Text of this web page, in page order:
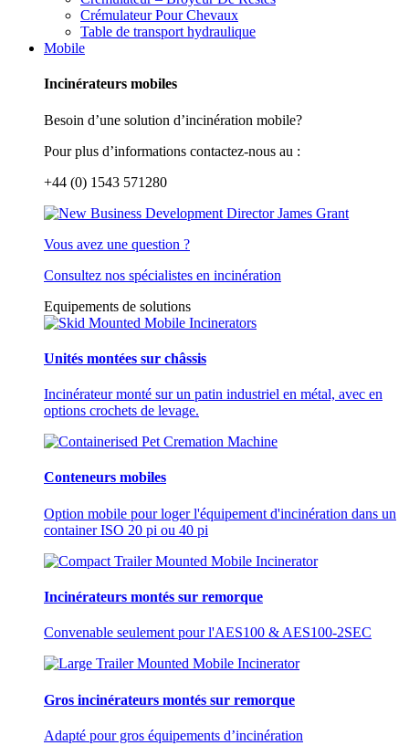
Crémulateur Pour Chevaux
Table de transport hydraulique
Mobile
Incinérateurs mobiles
Besoin d’une solution d’incinération mobile?
Pour plus d’informations contactez-nous au :
+44 (0) 1543 571280
Vous avez une question ?
Consultez nos spécialistes en incinération
Equipements de solutions
Unités montées sur châssis
Incinérateur monté sur un patin industriel en métal, avec en
options crochets de levage.
Conteneurs mobiles
Option mobile pour loger l'équipement d'incinération dans un
container ISO 20 pi ou 40 pi
Incinérateurs montés sur remorque
Convenable seulement pour l'AES100 & AES100-2SEC
Gros incinérateurs montés sur remorque
Adapté pour gros équipements d’incinération